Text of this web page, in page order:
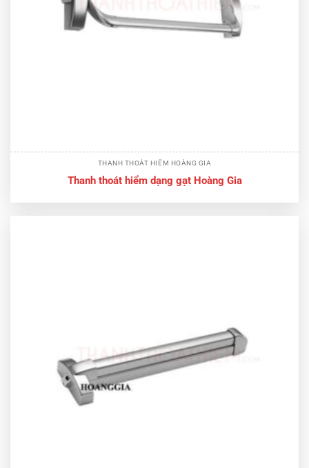
THANH THOÁT HIỂM HOÀNG GIA
Thanh thoát hiểm dạng gạt Hoàng Gia